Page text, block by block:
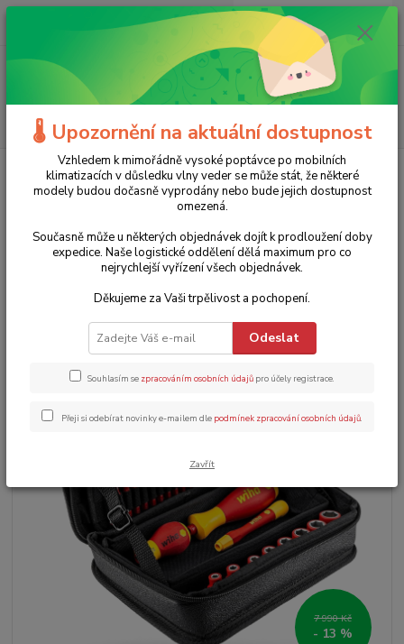
(Po-Ne, 8-20 hod.)
ks
0 Kč
Dílenské nářadí Sady nářadí
Sada nářadí slimVario® electric
43465 Wiha - 32 dílů
Sada nářadí slimVario® electric
43465 Wiha - 32 dílů
7 990 Kč
- 13 %
🌡️ Upozornění na aktuální dostupnost
Vzhledem k mimořádně vysoké poptávce po mobilních
klimatizacích v důsledku vlny veder se může stát, že některé
modely budou dočasně vyprodány nebo bude jejich dostupnost
omezená.
Současně může u některých objednávek dojít k prodloužení doby
expedice. Naše logistické oddělení dělá maximum pro co
nejrychlejší vyřízení všech objednávek.
Děkujeme za Vaši trpělivost a pochopení.
Odeslat
Souhlasím se zpracováním osobních údajů pro účely registrace.
Přeji si odebírat novinky e-mailem dle podmínek zpracování osobních údajů
Zavřít